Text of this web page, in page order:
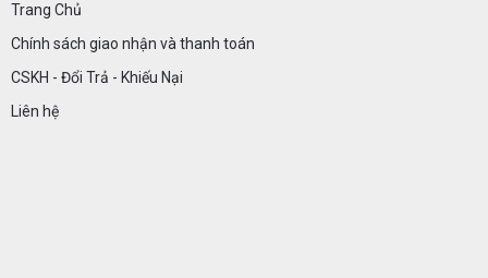
Trang Chủ
Chính sách giao nhận và thanh toán
CSKH - Đổi Trả - Khiếu Nại
Liên hệ